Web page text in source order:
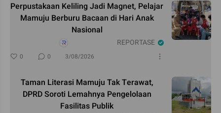
Perpustakaan Keliling Jadi Magnet, Pelajar
Mamuju Berburu Bacaan di Hari Anak
Nasional
REPORTASE
0 0 3/08/2026
Taman Literasi Mamuju Tak Terawat,
DPRD Soroti Lemahnya Pengelolaan
Fasilitas Publik